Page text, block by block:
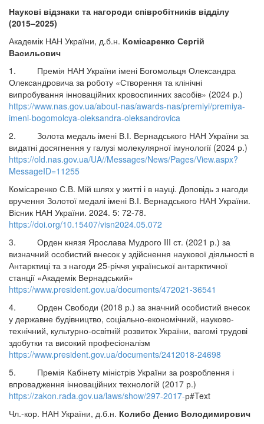
Наукові відзнаки та нагороди співробітників відділу
(2015–2025)
Академік НАН України, д.б.н. Комісаренко Сергій
Васильович
1. Премія НАН України імені Богомольця Олександра
Олександровича за роботу «Створення та клінічні
випробування інноваційних кровоспинних засобів» (2024 р.)
https://www.nas.gov.ua/about-nas/awards-nas/premiyi/premiya-
imeni-bogomolcya-oleksandra-oleksandrovica
2. Золота медаль імені В.І. Вернадського НАН України за
видатні досягнення у галузі молекулярної імунології (2024 р.)
https://old.nas.gov.ua/UA//Messages/News/Pages/View.aspx?
MessageID=11255
Комісаренко С.В. Мій шлях у житті і в науці. Доповідь з нагоди
вручення Золотої медалі імені В.І. Вернадського НАН України.
Вісник НАН України. 2024. 5: 72-78.
https://doi.org/10.15407/visn2024.05.072
3. Орден князя Ярослава Мудрого III ст. (2021 р.) за
визначний особистий внесок у здійснення наукової діяльності в
Антарктиці та з нагоди 25-річчя української антарктичної
станції «Академік Вернадський»
https://www.president.gov.ua/documents/472021-36541
4. Орден Свободи (2018 р.) за значний особистий внесок
у державне будівництво, соціально-економічний, науково-
технічний, культурно-освітній розвиток України, вагомі трудові
здобутки та високий професіоналізм
https://www.president.gov.ua/documents/2412018-24698
5. Премія Кабінету міністрів України за розроблення і
впровадження інноваційних технологій (2017 р.)
https://zakon.rada.gov.ua/laws/show/297-2017-р#Text
Чл.-кор. НАН України, д.б.н. Колибо Денис Володимирович